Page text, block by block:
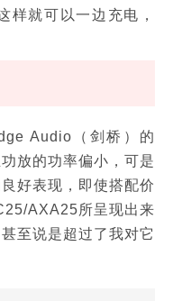
样就可以一边充电，
Audio（剑桥）的
放的功率偏小，可是
好表现，即使搭配价
AXA25所呈现出来
至说是超过了我对它